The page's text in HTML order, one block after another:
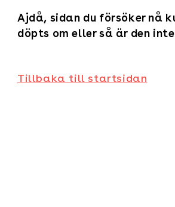
Ajdå, sidan du försöker nå
döpts om eller så är den
Tillbaka till startsidan